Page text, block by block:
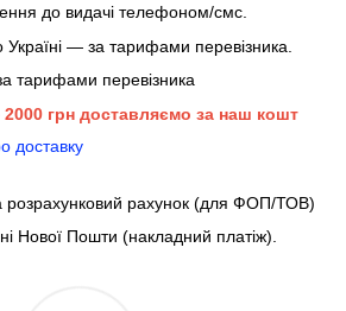
до видачі телефоном/смс.
— за тарифами перевізника.
тарифами перевізника
грн доставляємо за наш кошт
доставку
розрахунковий рахунок (для ФОП/ТОВ)
Нової Пошти (накладний платіж).